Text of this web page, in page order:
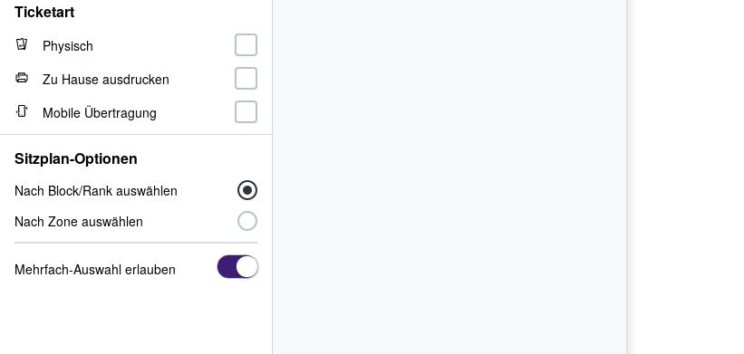
Ticketart
Physisch
Zu Hause ausdrucken
Mobile Übertragung
Sitzplan-Optionen
Nach Block/Rank auswählen
Nach Zone auswählen
Mehrfach-Auswahl erlauben